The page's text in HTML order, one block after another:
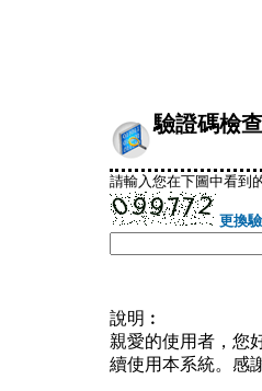
驗證碼檢
請輸入您在下圖中看到
更換
說明︰
親愛的使用者，您
續使用本系統。感